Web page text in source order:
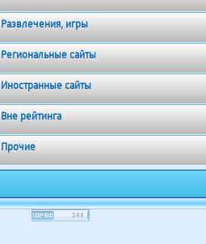
Развлечения, игры
Региональные сайты
Иностранные сайты
Вне рейтинга
Прочие